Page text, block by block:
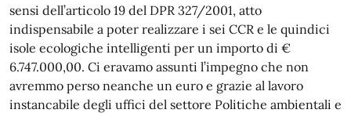
sensi dell’articolo 19 del DPR 327/2001, atto
indispensabile a poter realizzare i sei CCR e le quindici
isole ecologiche intelligenti per un importo di €
6.747.000,00. Ci eravamo assunti l’impegno che non
avremmo perso neanche un euro e grazie al lavoro
instancabile degli uffici del settore Politiche ambientali e